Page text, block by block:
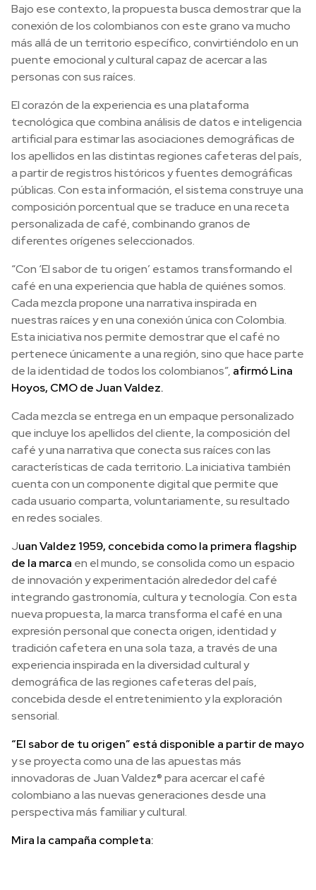
Bajo ese contexto, la propuesta busca demostrar que la
conexión de los colombianos con este grano va mucho
más allá de un territorio específico, convirtiéndolo en un
puente emocional y cultural capaz de acercar a las
personas con sus raíces.
El corazón de la experiencia es una plataforma
tecnológica que combina análisis de datos e inteligencia
artificial para estimar las asociaciones demográficas de
los apellidos en las distintas regiones cafeteras del país,
a partir de registros históricos y fuentes demográficas
públicas. Con esta información, el sistema construye una
composición porcentual que se traduce en una receta
personalizada de café, combinando granos de
diferentes orígenes seleccionados.
“Con ‘El sabor de tu origen’ estamos transformando el
café en una experiencia que habla de quiénes somos.
Cada mezcla propone una narrativa inspirada en
nuestras raíces y en una conexión única con Colombia.
Esta iniciativa nos permite demostrar que el café no
pertenece únicamente a una región, sino que hace parte
de la identidad de todos los colombianos”, afirmó Lina
Hoyos, CMO de Juan Valdez.
Cada mezcla se entrega en un empaque personalizado
que incluye los apellidos del cliente, la composición del
café y una narrativa que conecta sus raíces con las
características de cada territorio. La iniciativa también
cuenta con un componente digital que permite que
cada usuario comparta, voluntariamente, su resultado
en redes sociales.
Juan Valdez 1959, concebida como la primera flagship
de la marca en el mundo, se consolida como un espacio
de innovación y experimentación alrededor del café
integrando gastronomía, cultura y tecnología. Con esta
nueva propuesta, la marca transforma el café en una
expresión personal que conecta origen, identidad y
tradición cafetera en una sola taza, a través de una
experiencia inspirada en la diversidad cultural y
demográfica de las regiones cafeteras del país,
concebida desde el entretenimiento y la exploración
sensorial.
“El sabor de tu origen” está disponible a partir de mayo
y se proyecta como una de las apuestas más
innovadoras de Juan Valdez® para acercar el café
colombiano a las nuevas generaciones desde una
perspectiva más familiar y cultural.
Mira la campaña completa: